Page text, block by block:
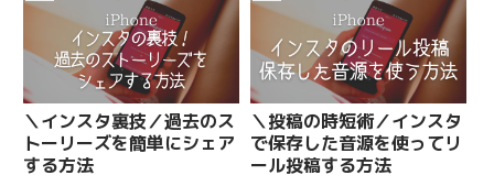
＼インスタ裏技／過去のス
トーリーズを簡単にシェア
する方法
＼投稿の時短術／インスタ
で保存した音源を使ってリ
ール投稿する方法